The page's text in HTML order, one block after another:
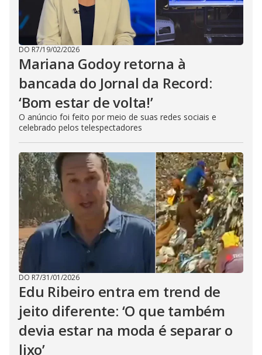
DO R7/19/02/2026
Mariana Godoy retorna à
bancada do Jornal da Record:
‘Bom estar de volta!’
O anúncio foi feito por meio de suas redes sociais e
celebrado pelos telespectadores
DO R7/31/01/2026
Edu Ribeiro entra em trend de
jeito diferente: ‘O que também
devia estar na moda é separar o
lixo’